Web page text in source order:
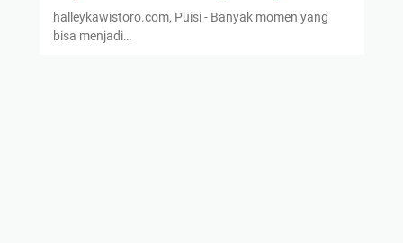
halleykawistoro.com, Puisi - Banyak momen yang
bisa menjadi…